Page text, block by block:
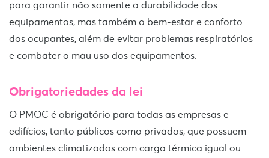
para garantir não somente a durabilidade dos
equipamentos, mas também o bem-estar e conforto
dos ocupantes, além de evitar problemas respiratórios
e combater o mau uso dos equipamentos.
Obrigatoriedades da lei
O PMOC é obrigatório para todas as empresas e
edifícios, tanto públicos como privados, que possuem
ambientes climatizados com carga térmica igual ou